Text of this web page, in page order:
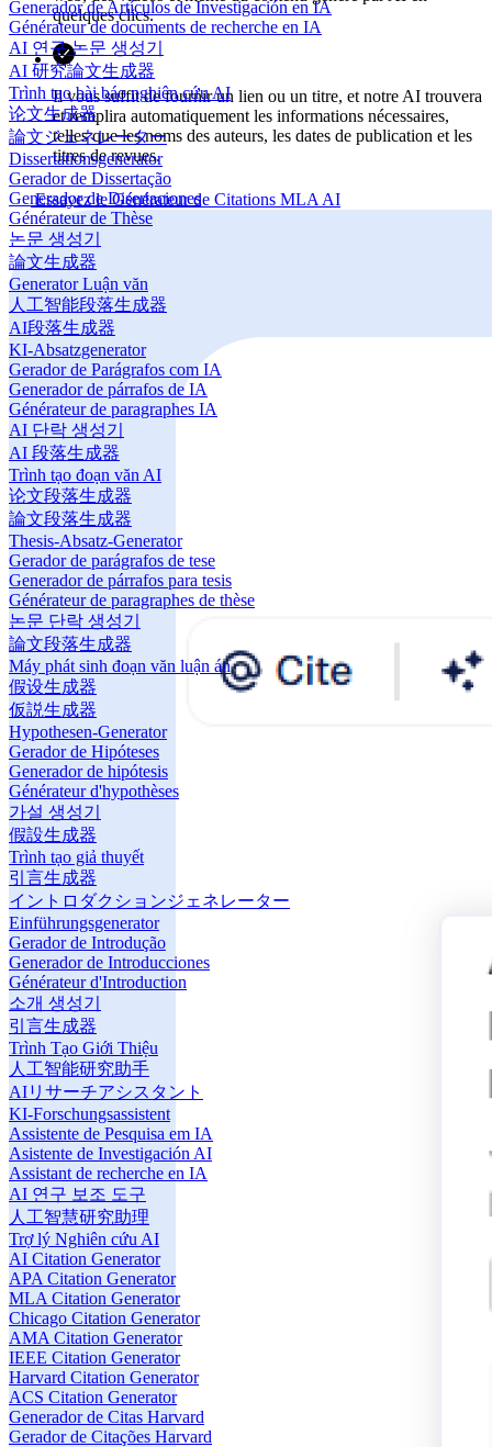
Generador de Artículos de Investigación en IA
Générateur de documents de recherche en IA
AI 연구 논문 생성기
AI 研究論文生成器
Trình tạo bài báo nghiên cứu AI
论文生成器
論文ジェネレーター
Dissertationsgenerator
Gerador de Dissertação
Generador de Disertaciones
Générateur de Thèse
논문 생성기
論文生成器
Generator Luận văn
人工智能段落生成器
AI段落生成器
KI-Absatzgenerator
Gerador de Parágrafos com IA
Generador de párrafos de IA
Générateur de paragraphes IA
AI 단락 생성기
AI 段落生成器
Trình tạo đoạn văn AI
论文段落生成器
論文段落生成器
Thesis-Absatz-Generator
Gerador de parágrafos de tese
Generador de párrafos para tesis
Générateur de paragraphes de thèse
논문 단락 생성기
論文段落生成器
Máy phát sinh đoạn văn luận án
假设生成器
仮説生成器
Hypothesen-Generator
Gerador de Hipóteses
Generador de hipótesis
Générateur d'hypothèses
가설 생성기
假設生成器
Trình tạo giả thuyết
引言生成器
イントロダクションジェネレーター
Einführungsgenerator
Gerador de Introdução
Generador de Introducciones
Générateur d'Introduction
소개 생성기
引言生成器
Trình Tạo Giới Thiệu
人工智能研究助手
AIリサーチアシスタント
KI-Forschungsassistent
Assistente de Pesquisa em IA
Asistente de Investigación AI
Assistant de recherche en IA
AI 연구 보조 도구
人工智慧研究助理
Trợ lý Nghiên cứu AI
AI Citation Generator
APA Citation Generator
MLA Citation Generator
Chicago Citation Generator
AMA Citation Generator
IEEE Citation Generator
Harvard Citation Generator
ACS Citation Generator
Generador de Citas Harvard
Gerador de Citações Harvard
quelques clics.
Il vous suffit de fournir un lien ou un titre, et notre AI trouvera
et remplira automatiquement les informations nécessaires,
telles que les noms des auteurs, les dates de publication et les
titres de revues.
Essayez le Générateur de Citations MLA AI